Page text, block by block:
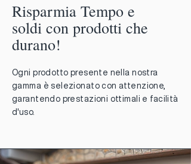
Risparmia Tempo e
soldi con prodotti che
durano!
Ogni prodotto presente nella nostra
gamma è selezionato con attenzione,
garantendo prestazioni ottimali e facilità
d'uso.